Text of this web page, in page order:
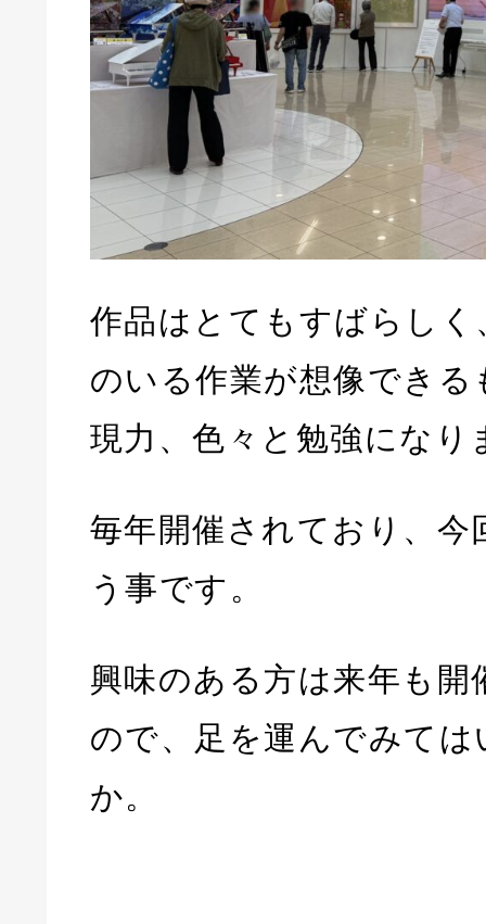
作品はとてもすばらしく
のいる作業が想像できる
現力、色々と勉強になり
毎年開催されており、今
う事です。
興味のある方は来年も開
ので、足を運んでみて
か。